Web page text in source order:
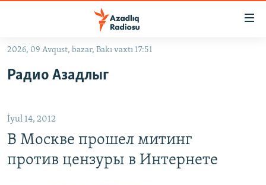
Əsas
qayıt
qayıt
Axtarışa
#İZAHLA
#ƏSLINDƏ
QANUNI DOĞRU
2026, 09 Avqust, bazar, Bakı vaxtı 17:51
Радио Азадлыг
İyul 14, 2012
В Москве прошел митинг
против цензуры в Интернете